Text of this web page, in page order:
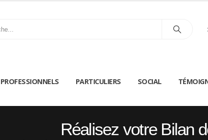
PROFESSIONNELS PARTICULIERS SOCIAL
Réalisez votre Bilan